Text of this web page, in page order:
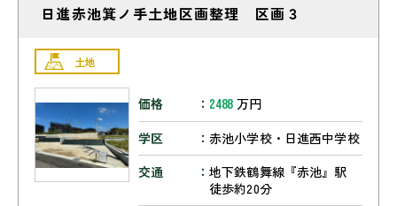
日進赤池箕ノ手土地区画整理 区画３
土地
価格 2488 万円
学区
赤池小学校・日進西中学校
交通
地下鉄鶴舞線『赤池』駅
徒歩約20分